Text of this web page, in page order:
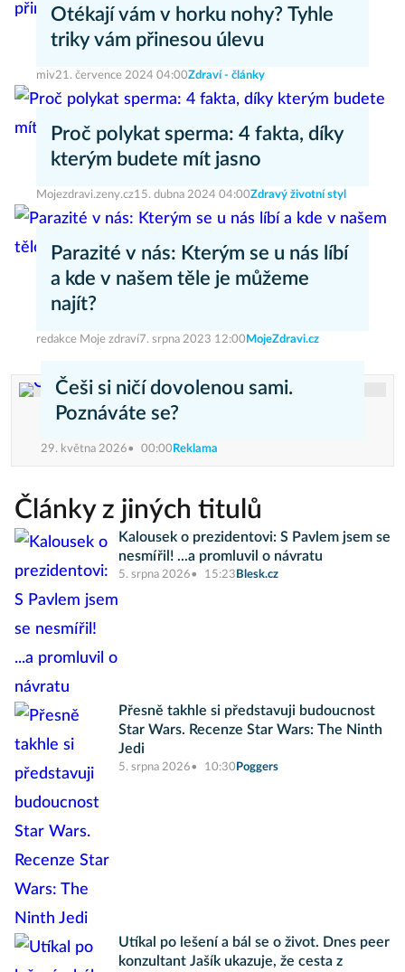
Otékají vám v horku nohy? Tyhle
triky vám přinesou úlevu
miv21. července 2024 04:00Zdraví - články
Proč polykat sperma: 4 fakta, díky
kterým budete mít jasno
Mojezdravi.zeny.cz15. dubna 2024 04:00Zdravý životní styl
Parazité v nás: Kterým se u nás líbí
a kde v našem těle je můžeme
najít?
redakce Moje zdraví7. srpna 2023 12:00 MojeZdravi.cz
Češi si ničí dovolenou sami.
Poznáváte se?
29. května 2026 00:00 Reklama
Články z jiných titulů
Kalousek o prezidentovi: S Pavlem jsem se
nesmířil! ...a promluvil o návratu
5. srpna 2026 15:23 Blesk.cz
Přesně takhle si představuji budoucnost
Star Wars. Recenze Star Wars: The Ninth
Jedi
5. srpna 2026 10:30 Poggers
Utíkal po lešení a bál se o život. Dnes peer
konzultant Jašík ukazuje, že cesta z